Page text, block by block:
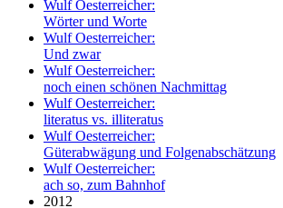
Wulf Oesterreicher:
Wörter und Worte
Wulf Oesterreicher:
Und zwar
Wulf Oesterreicher:
noch einen schönen Nachmittag
Wulf Oesterreicher:
literatus vs. illiteratus
Wulf Oesterreicher:
Güterabwägung und Folgenabschätzung
Wulf Oesterreicher:
ach so, zum Bahnhof
2012